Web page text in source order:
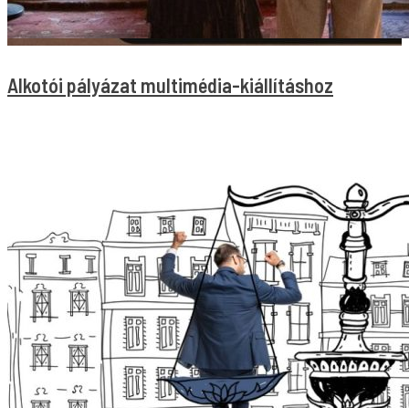
Alkotói pályázat multimédia-kiállításhoz